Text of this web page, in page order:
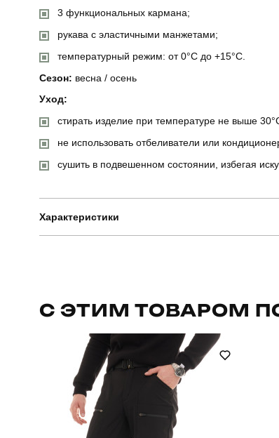
3 функциональных кармана;
рукава с эластичными манжетами;
температурный режим: от 0°C до +15°C.
Сезон: весна / осень
Уход:
стирать изделие при температуре не выше
не использовать отбеливатели или
сушить в подвешенном состоянии, избегая
Характеристики
Стиль
Склад тканини
С ЭТИМ ТОВАРОМ